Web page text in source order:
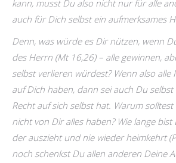
kann, musst Du also nicht nur für alle
auch für Dich selbst ein aufmerksames
Denn, was würde es Dir nützen, wenn
des Herrn (Mt 16,26) – alle gewinnen,
selbst verlieren würdest? Wenn also alle
auf Dich haben, dann sei auch Du
Recht auf sich selbst hat. Warum
nicht von Dir alles haben? Wie lange
der auszieht und nie wieder heimkehrt
noch schenkst Du allen anderen Deine